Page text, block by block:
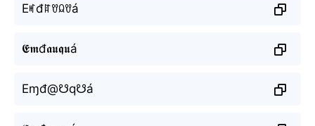
Eꎭđꍏꀎꆰꀎá
𝕰𝖒đ𝖆𝖚𝖖𝖚á
Eɱđ@☋q☋á